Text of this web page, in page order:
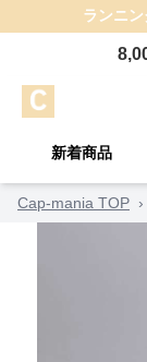
ランニ
新着商品
Cap-mania TOP ›